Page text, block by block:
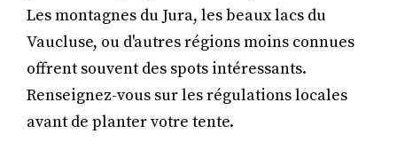
Les montagnes du Jura, les beaux lacs du
Vaucluse, ou d'autres régions moins connues
offrent souvent des spots intéressants.
Renseignez-vous sur les régulations locales
avant de planter votre tente.